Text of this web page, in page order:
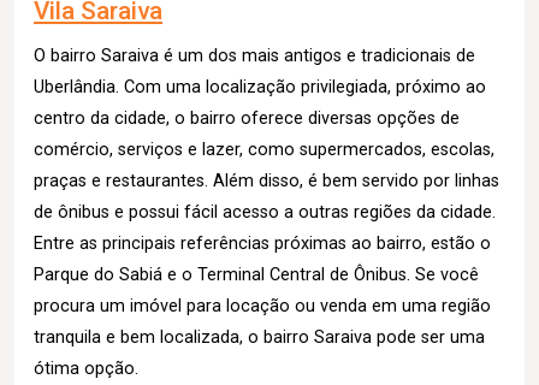
Vila Saraiva
O bairro Saraiva é um dos mais antigos e tradicionais de
Uberlândia. Com uma localização privilegiada, próximo ao
centro da cidade, o bairro oferece diversas opções de
comércio, serviços e lazer, como supermercados, escolas,
praças e restaurantes. Além disso, é bem servido por linhas
de ônibus e possui fácil acesso a outras regiões da cidade.
Entre as principais referências próximas ao bairro, estão o
Parque do Sabiá e o Terminal Central de Ônibus. Se você
procura um imóvel para locação ou venda em uma região
tranquila e bem localizada, o bairro Saraiva pode ser uma
ótima opção.